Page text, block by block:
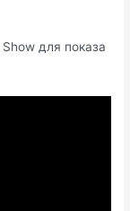
для показа